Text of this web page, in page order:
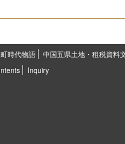
時代物語
中国五県土地・租税資料
Inquiry